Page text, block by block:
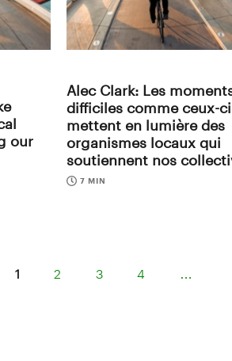
our
Alec Clark: Les
difficiles comme ceux-ci
mettent en lumière des
organismes locaux qui
soutiennent nos
7 MIN
1 2 3 4